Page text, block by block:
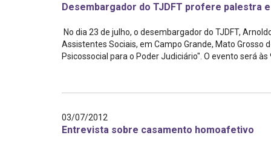
Desembargador do TJDFT profere palestra
No dia 23 de julho, o desembargador do TJDFT,
Assistentes Sociais, em Campo Grande, Mato Grosso
Psicossocial para o Poder Judiciário". O evento será
03/07/2012
Entrevista sobre casamento homoafetivo